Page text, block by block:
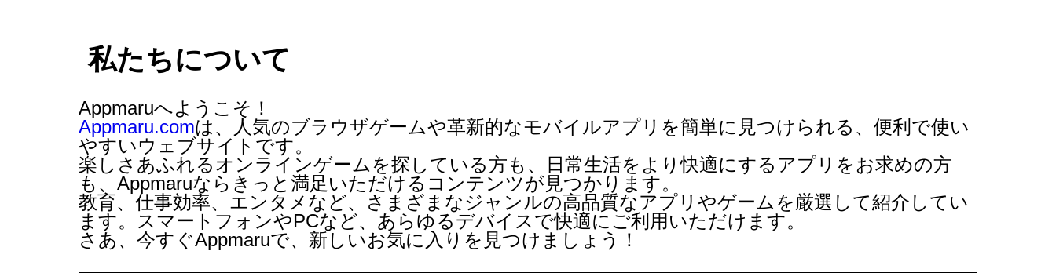
私たちについて
Appmaruへようこそ！
Appmaru.comは、人気のブラウザゲームや革新的なモバイルアプリ を簡単に見つけられる、便利で使い
やすいウェブサイトです。
楽しさあふれるオンラインゲームを探している方も、日常生活をより快適にするアプリをお求めの方
も、Appmaruならきっと満足いただけるコンテンツが見つかります。
教育、仕事効率、エンタメなど、さまざまなジャンルの高品質なアプリやゲームを厳選して紹介してい
ます。スマートフォンやPCなど、あらゆるデバイスで快適にご利用いただけます。
さあ、今すぐAppmaruで、新しいお気に入りを見つけましょう！